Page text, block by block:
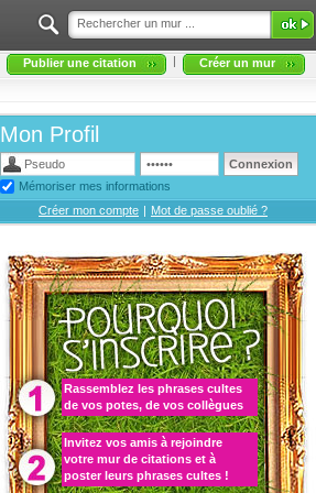
Publier une citation | Créer un mur
Mon Profil
Mémoriser mes informations
Créer mon compte | Mot de passe oublié ?
Rassemblez les phrases cultes
de vos potes, de vos collègues
Invitez vos amis à rejoindre
votre mur de citations et à
poster leurs phrases cultes !